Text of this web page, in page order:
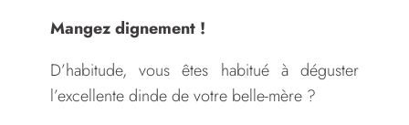
Mangez dignement !
D’habitude, vous êtes habitué à déguster
l’excellente dinde de votre belle-mère ?